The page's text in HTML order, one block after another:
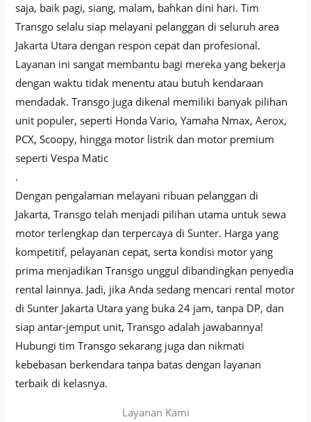
saja, baik pagi, siang, malam, bahkan dini hari. Tim
Transgo selalu siap melayani pelanggan di seluruh area
Jakarta Utara dengan respon cepat dan profesional.
Layanan ini sangat membantu bagi mereka yang bekerja
dengan waktu tidak menentu atau butuh kendaraan
mendadak. Transgo juga dikenal memiliki banyak pilihan
unit populer, seperti Honda Vario, Yamaha Nmax, Aerox,
PCX, Scoopy, hingga motor listrik dan motor premium
seperti Vespa Matic
.
Dengan pengalaman melayani ribuan pelanggan di
Jakarta, Transgo telah menjadi pilihan utama untuk sewa
motor terlengkap dan terpercaya di Sunter. Harga yang
kompetitif, pelayanan cepat, serta kondisi motor yang
prima menjadikan Transgo unggul dibandingkan penyedia
rental lainnya. Jadi, jika Anda sedang mencari rental motor
di Sunter Jakarta Utara yang buka 24 jam, tanpa DP, dan
siap antar-jemput unit, Transgo adalah jawabannya!
Hubungi tim Transgo sekarang juga dan nikmati
kebebasan berkendara tanpa batas dengan layanan
terbaik di kelasnya.
Layanan Kami